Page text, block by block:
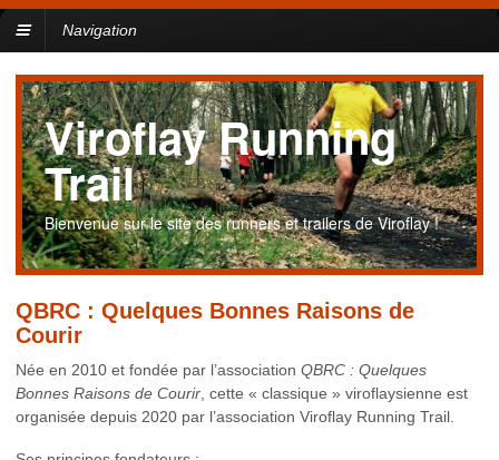
Navigation
Viroflay Running
Trail
Bienvenue sur le site des runners et trailers de Viroflay !
QBRC : Quelques Bonnes Raisons de
Courir
Née en 2010 et fondée par l’association QBRC : Quelques
Bonnes Raisons de Courir, cette « classique » viroflaysienne est
organisée depuis 2020 par l’association Viroflay Running Trail.